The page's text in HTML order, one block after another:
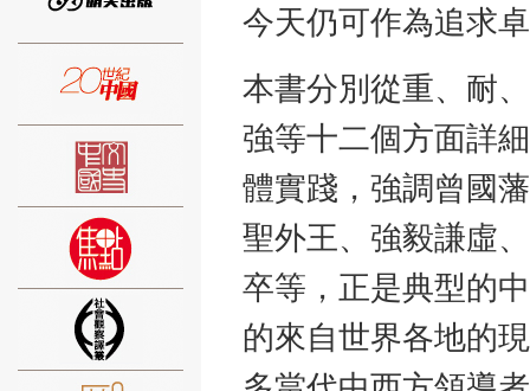
今天仍可作為追求
本書分別從重、耐
強等十二個方面詳
體實踐，強調曾國
聖外王、強毅謙虛
卒等，正是典型的
的來自世界各地的